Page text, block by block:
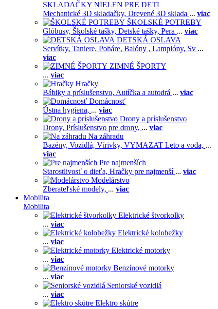
SKLADAČKY NIELEN PRE DETI
Mechanické 3D skladačky, Drevené 3D sklada ... viac
ŠKOLSKÉ POTREBY
Glóbusy, Školské tašky, Detské tašky, Pera ... viac
DETSKÁ OSLAVA
Servítky, Taniere, Poháre, Balóny , Lampióny, Sv ...
viac
ZIMNÉ ŠPORTY
... viac
Hračky
Bábiky a príslušenstvo, Autíčka a autodrá ... viac
Domácnosť
Ústna hygiena, ... viac
Drony a príslušenstvo
Drony, Príslušenstvo pre drony, ... viac
Na záhradu
Bazény, Vozidlá, Vírivky, VYMAZAT Leto a voda, ...
viac
Pre najmenších
Starostlivosť o dieťa, Hračky pre najmenší ... viac
Modelárstvo
Zberateľské modely, ... viac
Mobilita
Mobilita
Elektrické štvorkolky
... viac
Elektrické kolobežky
... viac
Elektrické motorky
... viac
Benzínové motorky
... viac
Seniorské vozidlá
... viac
Elektro skútre